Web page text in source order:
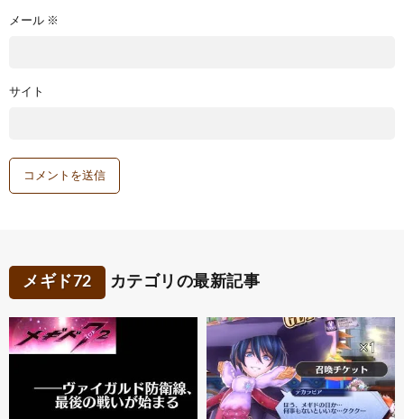
メール ※
サイト
メギド72 カテゴリの最新記事